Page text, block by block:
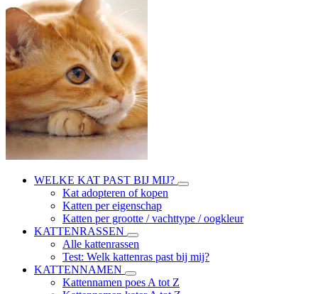
WELKE KAT PAST BIJ MIJ?
Kat adopteren of kopen
Katten per eigenschap
Katten per grootte / vachttype / oogkleur
KATTENRASSEN
Alle kattenrassen
Test: Welk kattenras past bij mij?
KATTENNAMEN
Kattennamen poes A tot Z